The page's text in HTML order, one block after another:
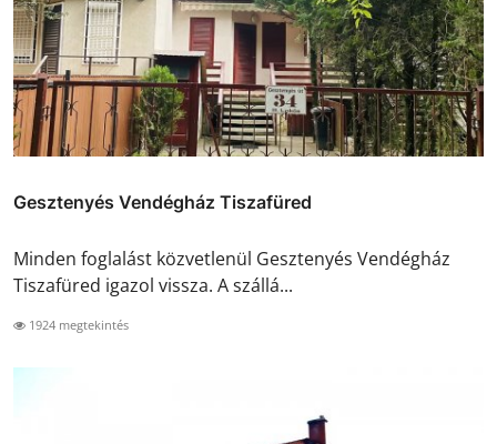
Gesztenyés Vendégház Tiszafüred
Minden foglalást közvetlenül Gesztenyés Vendégház
Tiszafüred igazol vissza. A szállá...
1924 megtekintés